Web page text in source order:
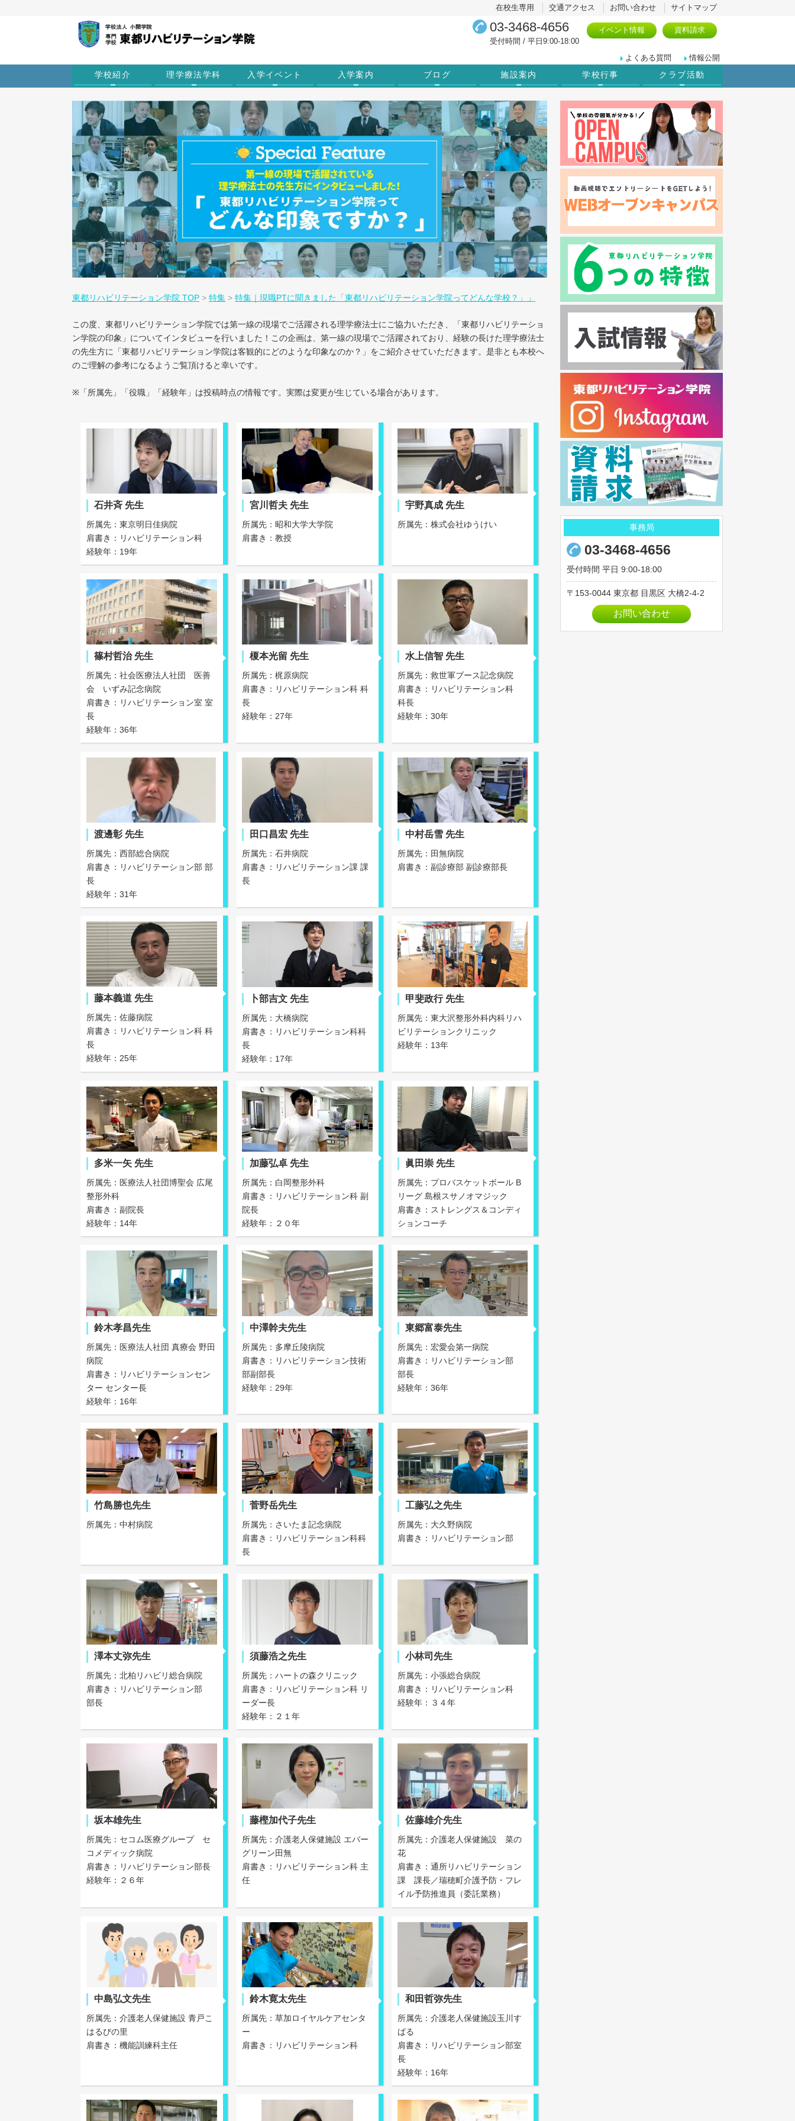
在校生専用 交通アクセス お問い合わせ サイトマップ
03-3468-4656
受付時間 / 平日9:00-18:00
イベント情報 資料請求
よくある質問 情報公開
学校紹介 理学療法学科 入学イベント 入学案内 ブログ 施設案内 学校行事 クラブ活動
東都リハビリテーション学院 TOP > 特集 > 特集｜現職PTに聞きました「東都リハビリテーション学院ってどんな学校？」」
この度、東都リハビリテーション学院では第一線の現場でご活躍される理学療法士にご協力いただき、「東都リハビリテーショ
ン学院の印象」についてインタビューを行いました！この企画は、第一線の現場でご活躍されており、経験の長けた理学療法士
の先生方に「東都リハビリテーション学院は客観的にどのような印象なのか？」をご紹介させていただきます。是非とも本校へ
のご理解の参考になるようご覧頂けると幸いです。
※「所属先」「役職」「経験年」は投稿時点の情報です。実際は変更が生じている場合があります。
石井斉 先生
所属先：東京明日佳病院
肩書き：リハビリテーション科
経験年：19年
宮川哲夫 先生
所属先：昭和大学大学院
肩書き：教授
宇野真成 先生
所属先：株式会社ゆうけい
篠村哲治 先生
所属先：社会医療法人社団 医善
会 いずみ記念病院
肩書き：リハビリテーション室 室
長
経験年：36年
榎本光留 先生
所属先：梶原病院
肩書き：リハビリテーション科 科
長
経験年：27年
水上信智 先生
所属先：救世軍ブース記念病院
肩書き：リハビリテーション科
科長
経験年：30年
渡邊彰 先生
所属先：西部総合病院
肩書き：リハビリテーション部 部
長
経験年：31年
田口昌宏 先生
所属先：石井病院
肩書き：リハビリテーション課 課
長
中村岳雪 先生
所属先：田無病院
肩書き：副診療部 副診療部長
藤本義道 先生
所属先：佐藤病院
肩書き：リハビリテーション科 科
長
経験年：25年
卜部吉文 先生
所属先：大橋病院
肩書き：リハビリテーション科科
長
経験年：17年
甲斐政行 先生
所属先：東大沢整形外科内科リハ
ビリテーションクリニック
経験年：13年
多米一矢 先生
所属先：医療法人社団博聖会 広尾
整形外科
肩書き：副院長
経験年：14年
加藤弘卓 先生
所属先：白岡整形外科
肩書き：リハビリテーション科 副
院長
経験年：２０年
眞田崇 先生
所属先：プロバスケットボール B
リーグ 島根スサノオマジック
肩書き：ストレングス＆コンディ
ションコーチ
鈴木孝昌先生
所属先：医療法人社団 真療会 野田
病院
肩書き：リハビリテーションセン
ター センター長
経験年：16年
中澤幹夫先生
所属先：多摩丘陵病院
肩書き：リハビリテーション技術
部副部長
経験年：29年
東郷富泰先生
所属先：宏愛会第一病院
肩書き：リハビリテーション部
部長
経験年：36年
竹島勝也先生
所属先：中村病院
菅野岳先生
所属先：さいたま記念病院
肩書き：リハビリテーション科科
長
工藤弘之先生
所属先：大久野病院
肩書き：リハビリテーション部
澤本丈弥先生
所属先：北柏リハビリ総合病院
肩書き：リハビリテーション部
部長
須藤浩之先生
所属先：ハートの森クリニック
肩書き：リハビリテーション科 リ
ーダー長
経験年：２１年
小林司先生
所属先：小張総合病院
肩書き：リハビリテーション科
経験年：３４年
坂本雄先生
所属先：セコム医療グループ セ
コメディック病院
肩書き：リハビリテーション部長
経験年：２６年
藤樫加代子先生
所属先：介護老人保健施設 エバー
グリーン田無
肩書き：リハビリテーション科 主
任
佐藤雄介先生
所属先：介護老人保健施設 菜の
花
肩書き：通所リハビリテーション
課 課長／瑞穂町介護予防・フレ
イル予防推進員（委託業務）
中島弘文先生
所属先：介護老人保健施設 青戸こ
はるびの里
肩書き：機能訓練科主任
鈴木寛太先生
所属先：草加ロイヤルケアセンタ
ー
肩書き：リハビリテーション科
和田哲弥先生
所属先：介護老人保健施設玉川す
ばる
肩書き：リハビリテーション部室
長
経験年：16年
事務局
03-3468-4656
受付時間 平日 9:00-18:00
153-0044 東京都 目黒区 大橋2-4-2
お問い合わせ